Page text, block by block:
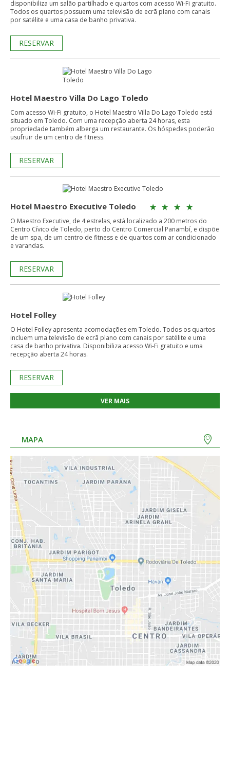
disponibiliza um salão partilhado e quartos com acesso Wi-Fi gratuito.
Todos os quartos possuem uma televisão de ecrã plano com canais
por satélite e uma casa de banho privativa.
RESERVAR
Hotel Maestro Villa Do Lago Toledo
Com acesso Wi-Fi gratuito, o Hotel Maestro Villa Do Lago Toledo está
situado em Toledo. Com uma recepção aberta 24 horas, esta
propriedade também alberga um restaurante. Os hóspedes poderão
usufruir de um centro de fitness.
RESERVAR
Hotel Maestro Executive Toledo
O Maestro Executive, de 4 estrelas, está localizado a 200 metros do
Centro Cívico de Toledo, perto do Centro Comercial Panambí, e dispõe
de um spa, de um centro de fitness e de quartos com ar condicionado
e varandas.
RESERVAR
Hotel Folley
O Hotel Folley apresenta acomodações em Toledo. Todos os quartos
incluem uma televisão de ecrã plano com canais por satélite e uma
casa de banho privativa. Disponibiliza acesso Wi-Fi gratuito e uma
recepção aberta 24 horas.
RESERVAR
VER MAIS
MAPA